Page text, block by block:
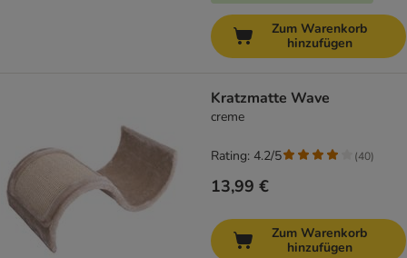
Zum Warenkorb
hinzufügen
Kratzmatte Wave
creme
13,99 €
Rating: 4.2/5 (40)
Zum Warenkorb
hinzufügen